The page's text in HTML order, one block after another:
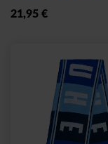
21,95 €